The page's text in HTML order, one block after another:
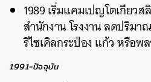
1989 เริ่มแคมเปญโตเกียว
สำนักงาน โรงงาน ลดปริม
รีไซเคิลกระป๋อง แก้ว หรือพ
1991-ปัจจุบัน